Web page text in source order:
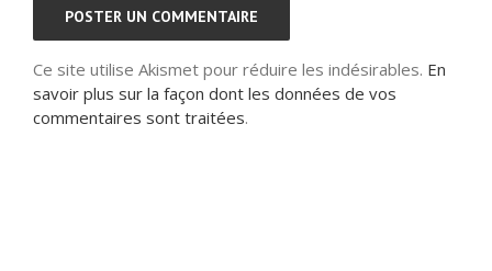
Ce site utilise Akismet pour réduire les indésirables. En
savoir plus sur la façon dont les données de vos
commentaires sont traitées.